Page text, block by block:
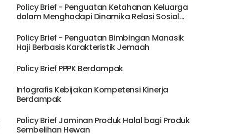
Policy Brief - Penguatan Ketahanan Keluarga
dalam Menghadapi Dinamika Relasi Sosial...
Policy Brief - Penguatan Bimbingan Manasik
Haji Berbasis Karakteristik Jemaah
Policy Brief PPPK Berdampak
Infografis Kebijakan Kompetensi Kinerja
Berdampak
Policy Brief Jaminan Produk Halal bagi Produk